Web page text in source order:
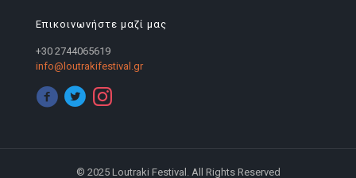
Επικοινωνήστε μαζί μας
+30 2744065619
info@loutrakifestival.gr
© 2025 Loutraki Festival. All Rights Reserved